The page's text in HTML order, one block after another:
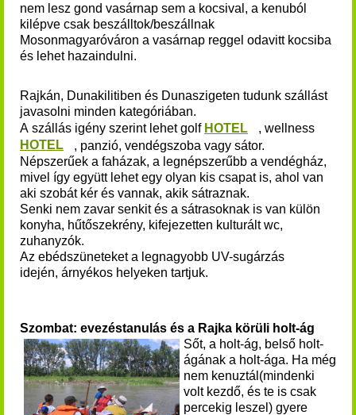
nem lesz gond vasárnap sem a kocsival, a kenuból
kilépve csak beszálltok/beszállnak
Mosonmagyaróváron a vasárnap reggel odavitt kocsiba
és lehet hazaindulni.
Rajkán, Dunakilitiben és Dunaszigeten tudunk szállást
javasolni minden kategóriában.
A szállás igény szerint lehet golf HOTEL
, wellness
HOTEL
, panzió, vendégszoba vagy sátor.
Népszerűek a faházak, a legnépszerűbb a vendégház,
mivel így együtt lehet egy olyan kis csapat is, ahol van
aki szobát kér és vannak, akik sátraznak.
Senki nem zavar senkit és a sátrasoknak is van külön
konyha, hűtőszekrény, kifejezetten kulturált wc,
zuhanyzók.
Az ebédszüneteket a legnagyobb UV-sugárzás
idején, árnyékos helyeken tartjuk.
Szombat: evezéstanulás és a Rajka körüli holt-ág
Sőt, a holt-ág, belső holt-
ágának a holt-ága. Ha még
nem kenuztál(mindenki
volt kezdő, és te is csak
percekig leszel) gyere